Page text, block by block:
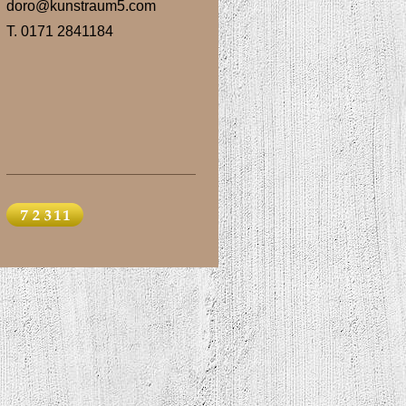
doro@kunstraum5.com
T. 0171 2841184